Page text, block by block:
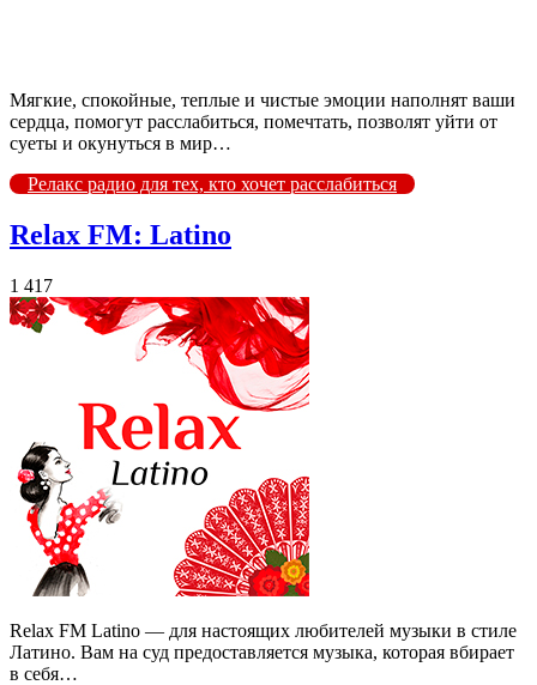
Мягкие, спокойные, теплые и чистые эмоции наполнят ваши
сердца, помогут расслабиться, помечтать, позволят уйти от
суеты и окунуться в мир…
Релакс радио для тех, кто хочет расслабиться
Relax FM: Latino
1 417
Relax FM Latino — для настоящих любителей музыки в стиле
Латино. Вам на суд предоставляется музыка, которая вбирает
в себя…